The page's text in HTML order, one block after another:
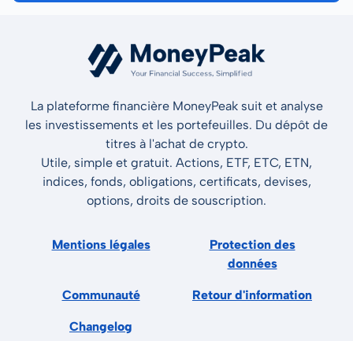
La plateforme financière MoneyPeak suit et analyse
les investissements et les portefeuilles. Du dépôt de
titres à l'achat de crypto.
Utile, simple et gratuit. Actions, ETF, ETC, ETN,
indices, fonds, obligations, certificats, devises,
options, droits de souscription.
Mentions légales
Protection des
données
Communauté Retour d'information
Changelog